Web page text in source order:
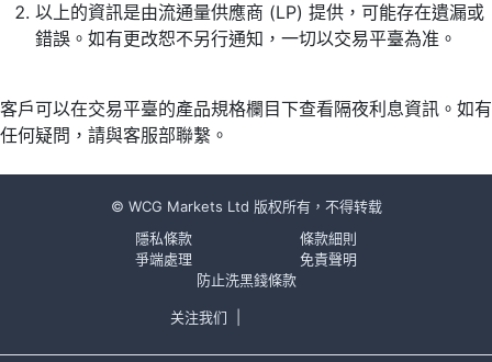
以上的資訊是由流通量供應商 (LP) 提供，可能存在遺漏或
錯誤。如有更改恕不另行通知，一切以交易平臺為准。
客戶可以在交易平臺的產品規格欄目下查看隔夜利息資訊。如有
任何疑問，請與客服部聯繫。
© WCG Markets Ltd 版权所有，不得转载
隱私條款
條款細則
爭端處理
免責聲明
防止洗黑錢條款
关注我们